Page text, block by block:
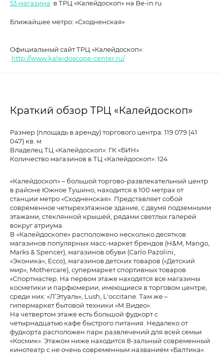
53 магазина в ТРЦ «Калейдоскоп» на Be-in.ru
Ближайшее метро: «Сходненская»
Официальный сайт ТРЦ «Калейдоскоп»:
http://www.kaleidoscope-center.ru/
Краткий обзор ТРЦ «Калейдоскоп»
Размер (площадь в аренду) торгового центра: 119 079 (41
047) кв. м
Владелец ТЦ «Калейдоскоп»: ГК «БИН»
Количество магазинов в ТЦ «Калейдоскоп»: 124
«Калейдоскоп» – большой торгово-развлекательный центр
в районе Южное Тушино, находится в 100 метрах от
станции метро «Сходненская». Представляет собой
современное четырехэтажное здание, с двумя подземными
этажами, стеклянной крышей, рядами светлых галерей
вокруг атриума.
В «Калейдоскопе» расположено несколько десятков
магазинов популярных масс-маркет брендов (H&M, Mango,
Marks & Spenсer), магазинов обуви (Carlo Pazolini,
«Эконика», Ecco), магазинов детских товаров («Детский
мир», Mothercare), супермаркет спортивных товаров
«Спортмастер. На первом этаже находятся все магазины
косметики и парфюмерии, имеющиеся в торговом центре,
среди них: «Л’Этуаль», Lush, L'occitane. Там же –
гипермаркет бытовой техники «М.Видео».
На четвертом этаже есть большой фудкорт с
четырнадцатью кафе быстрого питания. Недалеко от
фудкорта расположен парк развлечений для всей семьи
«Космик». Этажом ниже находится 8-зальный современный
кинотеатр с не очень современным названием «Балтика».